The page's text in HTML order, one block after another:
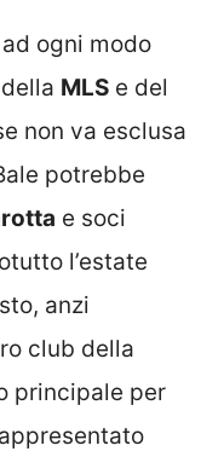
ogni modo
MLS e del
non va esclusa
potrebbe
e soci
l’estate
anzi
club della
principale per